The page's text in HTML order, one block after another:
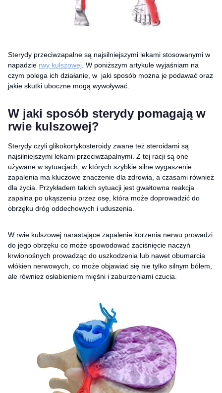
Sterydy przeciwzapalne są najsilniejszymi lekami stosowanymi w
napadzie rwy kulszowej . W poniższym artykule wyjaśniam na
czym polega ich działanie, w jaki sposób można je podawać oraz
jakie skutki uboczne mogą wywoływać.
W jaki sposób sterydy pomagają w
rwie kulszowej?
Sterydy czyli glikokortykosteroidy zwane też steroidami są
najsilniejszymi lekami przeciwzapalnymi. Z tej racji są one
używane w sytuacjach, w których szybkie silne wygaszenie
zapalenia ma kluczowe znaczenie dla zdrowia, a czasami również
dla życia. Przykładem takich sytuacji jest gwałtowna reakcja
zapalna po ukąszeniu przez osę, która może doprowadzić do
obrzęku dróg oddechowych i uduszenia.
W rwie kulszowej narastające zapalenie korzenia nerwu prowadzi
do jego obrzęku co może spowodować zaciśnięcie naczyń
krwionośnych prowadząc do uszkodzenia lub nawet obumarcia
włókien nerwowych, co może objawiać się nie tylko silnym bólem,
ale również osłabieniem mięśni i zaburzeniami czucia.